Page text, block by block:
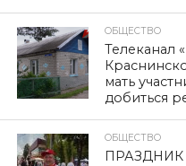
ОБЩЕСТВО
Телеканал
мать
добиться
ОБЩЕСТВО